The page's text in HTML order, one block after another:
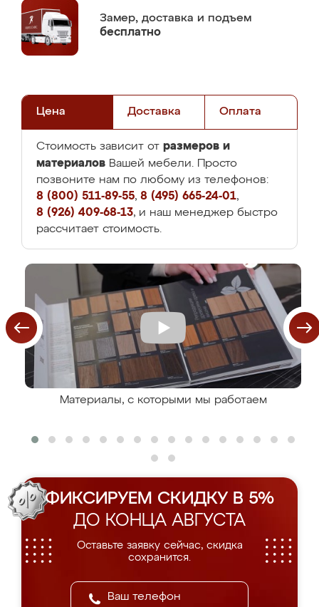
Замер, доставка и подъем
бесплатно
Цена Доставка Оплата
Стоимость зависит от размеров и
материалов Вашей мебели. Просто
позвоните нам по любому из телефонов:
8 (800) 511-89-55, 8 (495) 665-24-01,
8 (926) 409-68-13, и наш менеджер быстро
рассчитает стоимость.
Материалы, с которыми мы работаем
ФИКСИРУЕМ СКИДКУ В 5%
ДО КОНЦА АВГУСТА
Оставьте заявку сейчас, скидка
сохранится.